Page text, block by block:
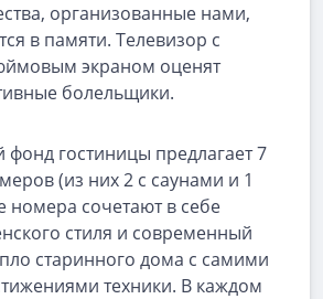
организованные нами,
в памяти. Телевизор с
экраном оценят
болельщики.
гостиницы предлагает 7
(из них 2 с саунами и 1
номера сочетают в себе
стиля и современный
старинного дома с самими
техники. В каждом